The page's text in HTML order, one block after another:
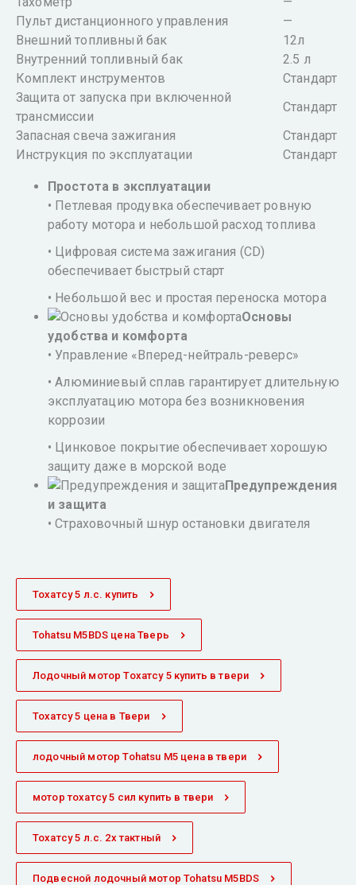
Пульт дистанционного управления
—
Внешний топливный бак
12л
Внутренний топливный бак
2.5 л
Комплект инструментов
Стандарт
Защита от запуска при включенной
трансмиссии
Стандарт
Запасная свеча зажигания
Стандарт
Инструкция по эксплуатации
Стандарт
Простота в эксплуатации
• Петлевая продувка обеспечивает ровную
работу мотора и небольшой расход топлива
• Цифровая система зажигания (CD)
обеспечивает быстрый старт
• Небольшой вес и простая переноска мотора
Основы
удобства и комфорта
• Управление «Вперед-нейтраль-реверс»
• Алюминиевый сплав гарантирует длительную
эксплуатацию мотора без возникновения
коррозии
• Цинковое покрытие обеспечивает хорошую
защиту даже в морской воде
Предупреждения
и защита
• Страховочный шнур остановки двигателя
Тохатсу 5 л.с. купить
Tohatsu M5BDS цена Тверь
Лодочный мотор Тохатсу 5 купить в твери
Тохатсу 5 цена в Твери
лодочный мотор Tohatsu M5 цена в твери
мотор тохатсу 5 сил купить в твери
Тохатсу 5 л.с. 2х тактный
Подвесной лодочный мотор Tohatsu M5BDS